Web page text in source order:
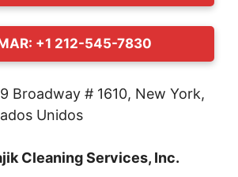
+1 212-545-7830
Broadway # 1610, New York,
Unidos
Cleaning Services, Inc.